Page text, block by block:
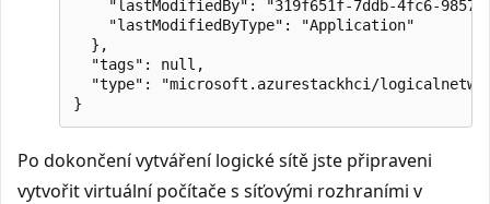
"lastModifiedBy": "319f651f-7ddb-4fc6-9857-
    "lastModifiedByType": "Application"
  },
  "tags": null,
"type": "microsoft.azurestackhci/
Po dokončení vytváření logické sítě jste připraveni
vytvořit virtuální počítače s síťovými rozhraními v